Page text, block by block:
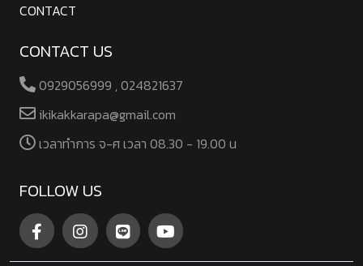
CONTACT
CONTACT US
0929056999 , 024821637
ikikakkarapa@gmail.com
เวลาทําการ จ-ศ เวลา 08.30 - 19.00 น
FOLLOW US